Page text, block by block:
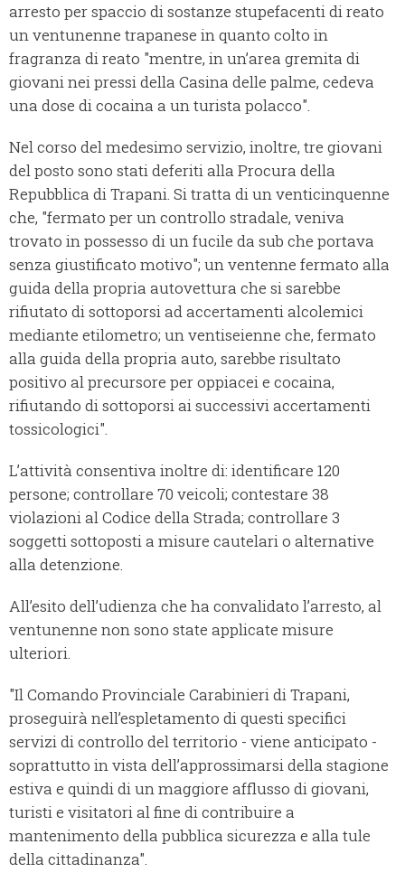
arresto per spaccio di sostanze stupefacenti di reato
un ventunenne trapanese in quanto colto in
fragranza di reato "mentre, in un’area gremita di
giovani nei pressi della Casina delle palme, cedeva
una dose di cocaina a un turista polacco".
Nel corso del medesimo servizio, inoltre, tre giovani
del posto sono stati deferiti alla Procura della
Repubblica di Trapani. Si tratta di un venticinquenne
che, "fermato per un controllo stradale, veniva
trovato in possesso di un fucile da sub che portava
senza giustificato motivo"; un ventenne fermato alla
guida della propria autovettura che si sarebbe
rifiutato di sottoporsi ad accertamenti alcolemici
mediante etilometro; un ventiseienne che, fermato
alla guida della propria auto, sarebbe risultato
positivo al precursore per oppiacei e cocaina,
rifiutando di sottoporsi ai successivi accertamenti
tossicologici".
L’attività consentiva inoltre di: identificare 120
persone; controllare 70 veicoli; contestare 38
violazioni al Codice della Strada; controllare 3
soggetti sottoposti a misure cautelari o alternative
alla detenzione.
All’esito dell’udienza che ha convalidato l’arresto, al
ventunenne non sono state applicate misure
ulteriori.
"Il Comando Provinciale Carabinieri di Trapani,
proseguirà nell’espletamento di questi specifici
servizi di controllo del territorio - viene anticipato -
soprattutto in vista dell’approssimarsi della stagione
estiva e quindi di un maggiore afflusso di giovani,
turisti e visitatori al fine di contribuire a
mantenimento della pubblica sicurezza e alla tule
della cittadinanza".